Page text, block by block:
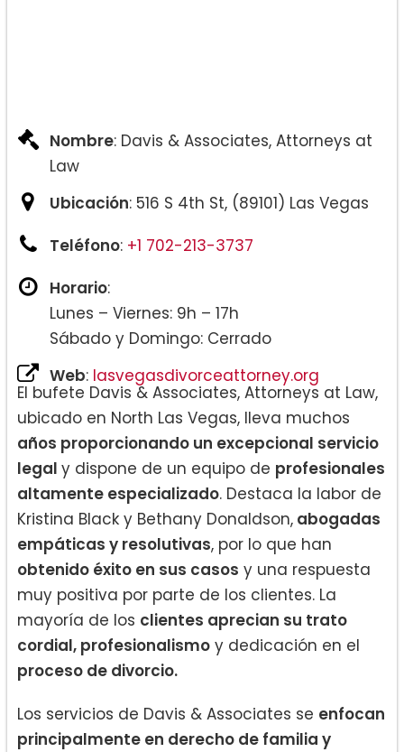
Nombre: Davis & Associates, Attorneys at
Law
Ubicación: 516 S 4th St, (89101) Las Vegas
Teléfono: +1 702-213-3737
Horario:
Lunes – Viernes: 9h – 17h
Sábado y Domingo: Cerrado
Web: lasvegasdivorceattorney.org
El bufete Davis & Associates, Attorneys at Law,
ubicado en North Las Vegas, lleva muchos
años proporcionando un excepcional servicio
legal y dispone de un equipo de profesionales
altamente especializado. Destaca la labor de
Kristina Black y Bethany Donaldson, abogadas
empáticas y resolutivas, por lo que han
obtenido éxito en sus casos y una respuesta
muy positiva por parte de los clientes. La
mayoría de los clientes aprecian su trato
cordial, profesionalismo y dedicación en el
proceso de divorcio.
Los servicios de Davis & Associates se enfocan
principalmente en derecho de familia y